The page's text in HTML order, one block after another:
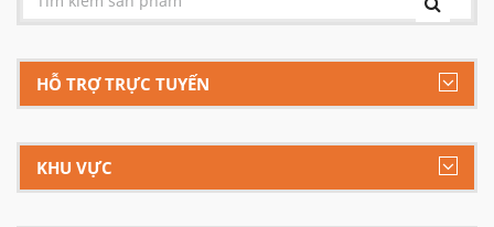
HỖ TRỢ TRỰC TUYẾN
KHU VỰC